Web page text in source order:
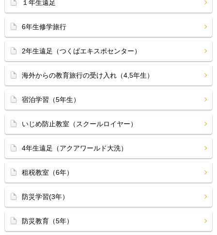
１年生遠足
6年生修学旅行
2年生遠足（つくばエキスポセンター）
海外からの教育旅行の受け入れ（4,5年生）
宿泊学習（5年生）
いじめ防止教室（スクールロイヤー）
4年生遠足（アクアワールド大洗）
租税教室（6年）
防災学習(3年）
防災教育（5年）